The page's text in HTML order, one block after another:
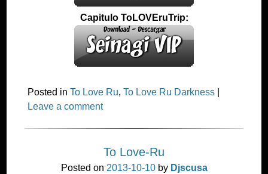
Capitulo ToLOVEruTrip:
Posted inTo Love Ru,To Love Ru Darkness
Leave a comment
To Love-Ru
Posted on 2013-10-10by Djscusa